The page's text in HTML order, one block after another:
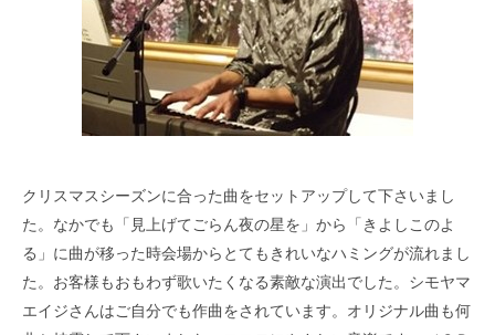
クリスマスシーズンに合った曲をセットアップして下さいまし
た。なかでも「見上げてごらん夜の星を」から「きよしこのよ
る」に曲が移った時会場からとてもきれいなハミングが流れまし
た。お客様もおもわず歌いたくなる素敵な演出でした。シモヤマ
エイジさんはご自分でも作曲をされています。オリジナル曲も何